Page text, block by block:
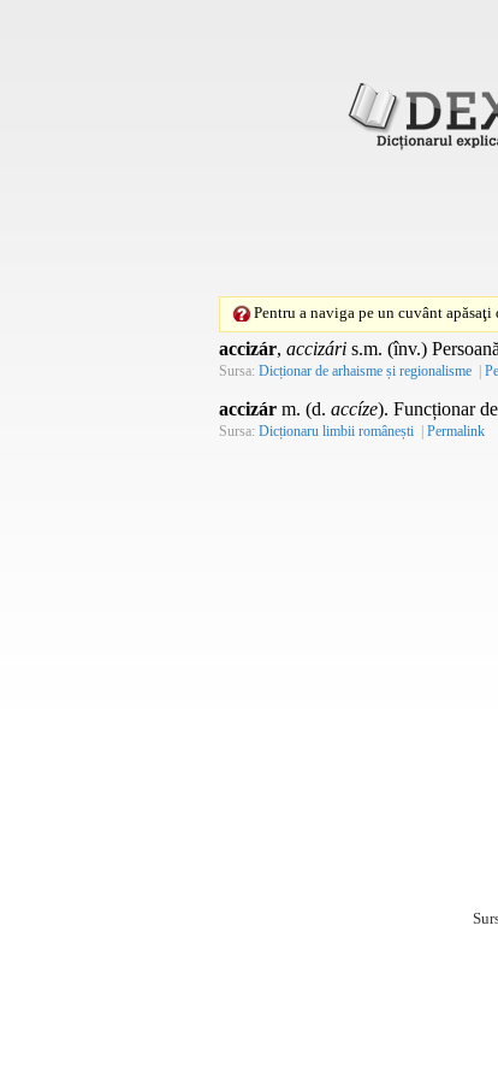
Pentru a naviga pe un cuvânt
accizár, accizári s.m. (înv.)
Sursa: Dicționar de arhaisme și regionalisme |
accizár m. (d. accíze). Funcționar
Sursa: Dicționaru limbii românești | Permalink